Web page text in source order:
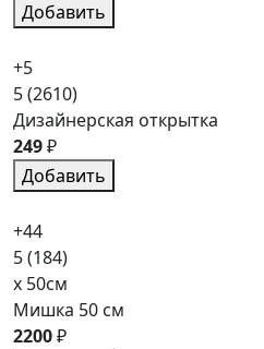
Добавить
+5
5(2610)
Дизайнерская открытка
249₽
Добавить
+44
5(184)
x 50см
Мишка 50 см
2200₽